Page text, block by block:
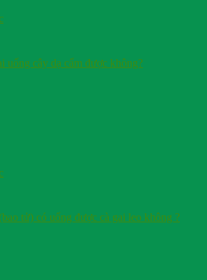
uống cây dạ cẩm được không?
tử) có uống được cà gai leo không ?